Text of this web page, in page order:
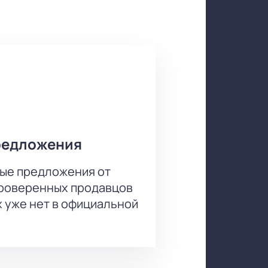
уже сегодня.
Герман Чернов, Арсений
предложения от
продавцов
нет в официальной